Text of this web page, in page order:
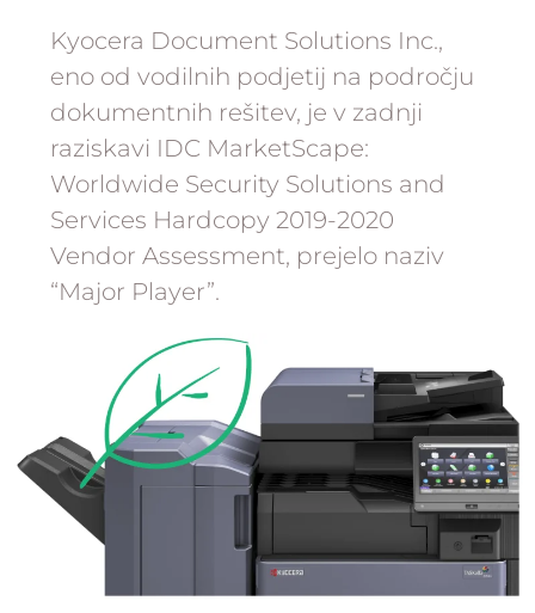
Kyocera Document Solutions Inc.,
eno od vodilnih podjetij na področju
dokumentnih rešitev, je v zadnji
raziskavi IDC MarketScape:
Worldwide Security Solutions and
Services Hardcopy 2019-2020
Vendor Assessment, prejelo naziv
“Major Player”.